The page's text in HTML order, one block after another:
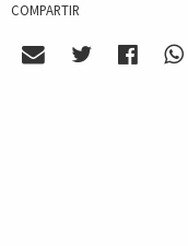
COMPARTIR